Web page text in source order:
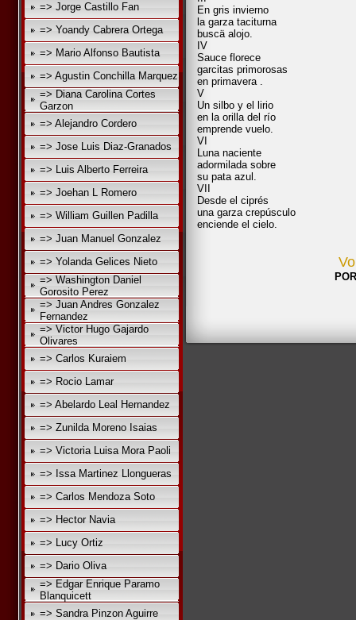
=> Jorge Castillo Fan
=> Yoandy Cabrera Ortega
=> Mario Alfonso Bautista
=> Agustin Conchilla Marquez
=> Diana Carolina Cortes
Garzon
=> Alejandro Cordero
=> Jose Luis Diaz-Granados
=> Luis Alberto Ferreira
=> Joehan L Romero
=> William Guillen Padilla
=> Juan Manuel Gonzalez
=> Yolanda Gelices Nieto
=> Washington Daniel
Gorosito Perez
=> Juan Andres Gonzalez
Fernandez
=> Victor Hugo Gajardo
Olivares
=> Carlos Kuraiem
=> Rocio Lamar
=> Abelardo Leal Hernandez
=> Zunilda Moreno Isaias
=> Victoria Luisa Mora Paoli
=> Issa Martinez Llongueras
=> Carlos Mendoza Soto
=> Hector Navia
=> Lucy Ortiz
=> Dario Oliva
=> Edgar Enrique Paramo
Blanquicett
=> Sandra Pinzon Aguirre
En gris invierno
la garza taciturna
buscä alojo.
IV
Sauce florece
garcitas primorosas
en primavera .
V
Un silbo y el lirio
en la orilla del río
emprende vuelo.
VI
Luna naciente
adormilada sobre
su pata azul.
VII
Desde el ciprés
una garza crepúsculo
enciende el cielo.